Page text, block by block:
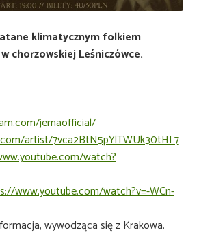
klimatycznym folkiem
chorzowskiej Leśniczówce.
jernaofficial/
artist/7vca2BtN5pYlTWUk30tHL7
watch?
www.youtube.com/watch?v=-WCn-
wywodząca się z Krakowa.